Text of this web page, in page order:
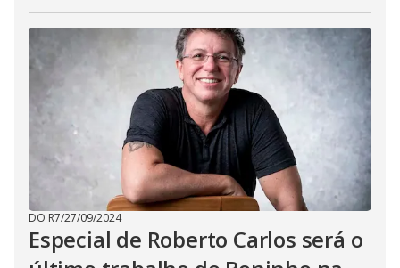
DO R7/27/09/2024
Especial de Roberto Carlos será o